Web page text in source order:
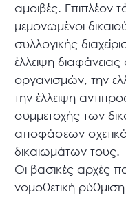
αμοιβές. Επιπλέον
μεμονωμένοι
συλλογικής
έλλειψη
οργανισμών, την
την έλλειψη
συμμετοχής των
αποφάσεων σχετικά
δικαιωμάτων τους.
Οι βασικές αρχές
νομοθετική